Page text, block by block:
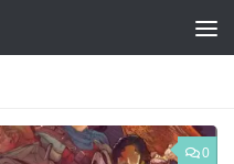
0